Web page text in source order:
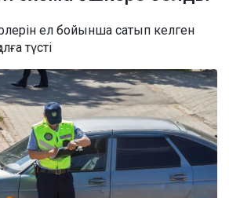
ел бойынша сатып келген
түсті